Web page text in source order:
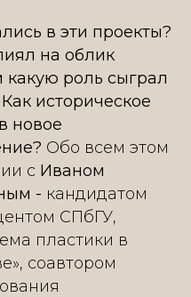
в эти проекты?
на облик
какую роль сыграл
историческое
новое
Обо всем этом
c Иваном
- кандидатом
СПбГУ,
пластики в
соавтором